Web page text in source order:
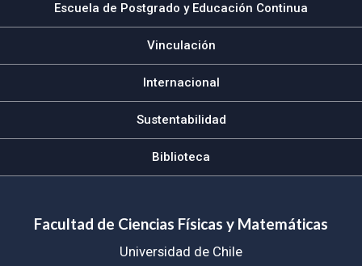
Escuela de Postgrado y Educación Continua
Vinculación
Internacional
Sustentabilidad
Biblioteca
Facultad de Ciencias Físicas y Matemáticas
Universidad de Chile